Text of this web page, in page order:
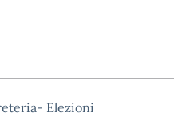
Elezioni